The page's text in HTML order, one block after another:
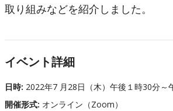
取り組みなどを紹介しました。
イベント詳細
日時: 2022年7 月28日（木）午後１時30分～
開催形式: オンライン（Zoom）